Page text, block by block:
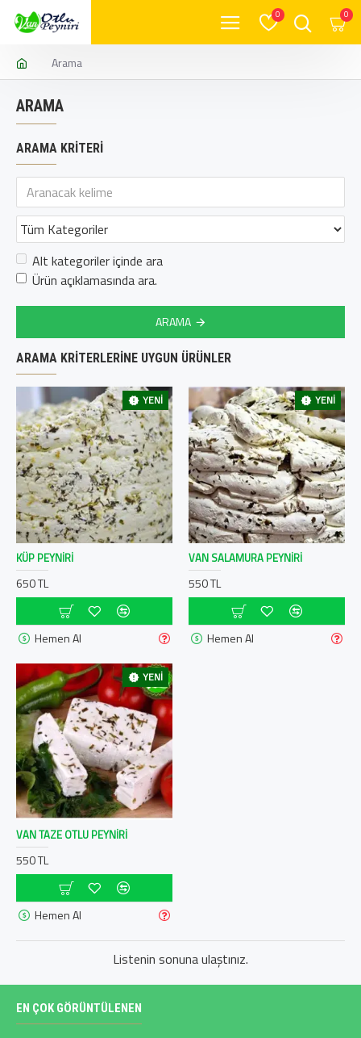
0 0
Arama
ARAMA
ARAMA KRITERI
Alt kategoriler içinde ara
Ürün açıklamasında ara.
ARAMA
ARAMA KRITERLERINE UYGUN ÜRÜNLER
YENI
KÜP PEYNIRI
650 TL
Hemen Al
YENI
VAN SALAMURA PEYNIRI
550 TL
Hemen Al
YENI
VAN TAZE OTLU PEYNIRI
550 TL
Hemen Al
Listenin sonuna ulaştınız.
EN ÇOK GÖRÜNTÜLENEN